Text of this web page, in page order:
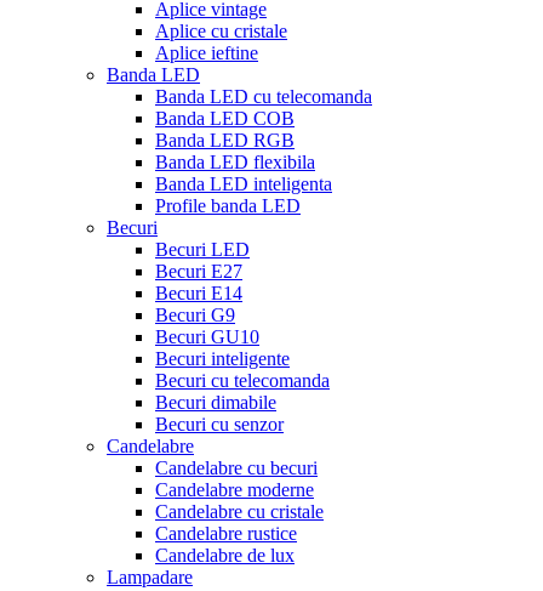
Aplice vintage
Aplice cu cristale
Aplice ieftine
Banda LED
Banda LED cu telecomanda
Banda LED COB
Banda LED RGB
Banda LED flexibila
Banda LED inteligenta
Profile banda LED
Becuri
Becuri LED
Becuri E27
Becuri E14
Becuri G9
Becuri GU10
Becuri inteligente
Becuri cu telecomanda
Becuri dimabile
Becuri cu senzor
Candelabre
Candelabre cu becuri
Candelabre moderne
Candelabre cu cristale
Candelabre rustice
Candelabre de lux
Lampadare